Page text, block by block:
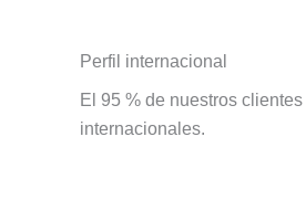
Perfil internacional
El 95 % de nuestros
internacionales.